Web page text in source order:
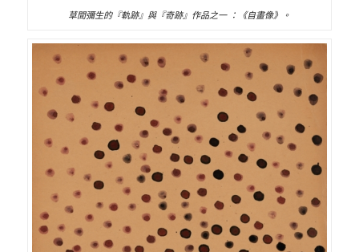
草間彌生的『軌跡』與『奇跡』作品之一 ： 《自畫像》。